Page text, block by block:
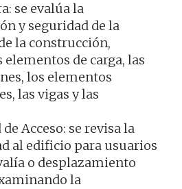
se evalúa la
y seguridad de la
la construcción,
de carga, las
los elementos
las vigas y las
Acceso: se revisa la
al edificio para usuarios
o desplazamiento
la